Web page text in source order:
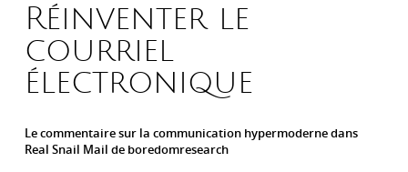
Réinventer le
courriel
électronique
Le commentaire sur la communication hypermoderne dans
Real Snail Mail de boredomresearch